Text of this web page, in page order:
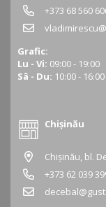
+373 68 560
Grafic:
Lu - Vi: 09:00 - 19:00
Sâ - Du: 10:00 - 16:00
Chișinău
Chișinău, bl.
+373 62 039